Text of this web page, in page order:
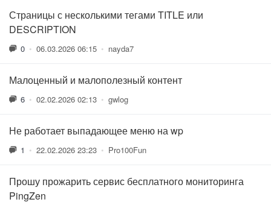
Страницы с несколькими тегами TITLE или
DESCRIPTION
0 • 06.03.2026 06:15 • nayda7
Малоценный и малополезный контент
6 • 02.02.2026 02:13 • gwlog
Не работает выпадающее меню на wp
1 • 22.02.2026 23:23 • Pro100Fun
Прошу прожарить сервис бесплатного мониторинга
PingZen